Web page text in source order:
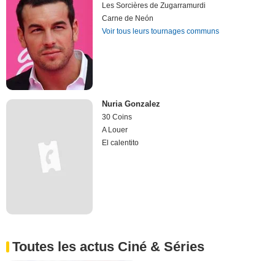
Les Sorcières de Zugarramurdi
Carne de Neón
Voir tous leurs tournages communs
Nuria Gonzalez
30 Coins
A Louer
El calentito
Toutes les actus Ciné & Séries